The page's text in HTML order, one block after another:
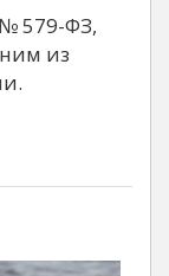
579-ФЗ,
из